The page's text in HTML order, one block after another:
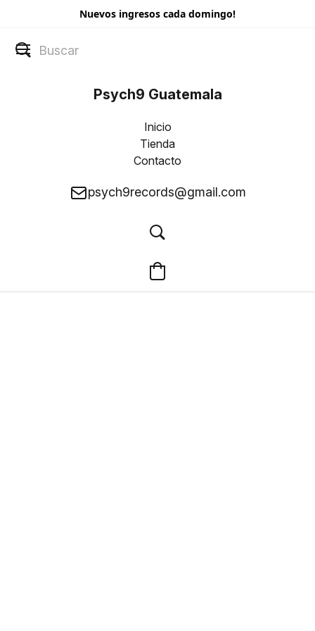
Nuevos ingresos cada domingo!
Psych9 Guatemala
Inicio
Tienda
Contacto
psych9records@gmail.com